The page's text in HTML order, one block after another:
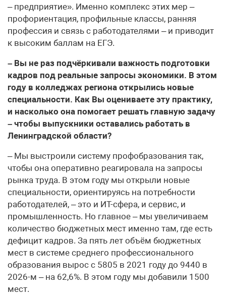
– предприятие». Именно комплекс этих мер –
профориентация, профильные классы, ранняя
профессия и связь с работодателями – и приводит
к высоким баллам на ЕГЭ.
– Вы не раз подчёркивали важность подготовки
кадров под реальные запросы экономики. В этом
году в колледжах региона открылись новые
специальности. Как Вы оцениваете эту практику,
и насколько она помогает решать главную задачу
– чтобы выпускники оставались работать в
Ленинградской области?
– Мы выстроили систему профобразования так,
чтобы она оперативно реагировала на запросы
рынка труда. В этом году мы открыли новые
специальности, ориентируясь на потребности
работодателей, – это и ИТ-сфера, и сервис, и
промышленность. Но главное – мы увеличиваем
количество бюджетных мест именно там, где есть
дефицит кадров. За пять лет объём бюджетных
мест в системе среднего профессионального
образования вырос с 5805 в 2021 году до 9440 в
2026-м – на 62,6%. В этом году мы добавили 1500
мест.